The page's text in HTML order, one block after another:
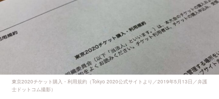
東京2020チケット購入・利用規約（Tokyo 2020公式サイトより／2019年5月13日／弁護
士ドットコム撮影）